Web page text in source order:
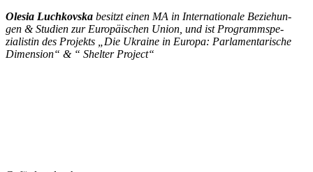
Olesia Luch­kovska besitzt einen MA in Inter­na­tio­nale Bezie­hun­
gen & Studien zur Euro­päi­schen Union, und ist Pro­gramm­spe­
zia­lis­tin des Pro­jekts „Die Ukraine in Europa: Par­la­men­ta­ri­sche
Dimen­sion“ & “ Shelter Project“